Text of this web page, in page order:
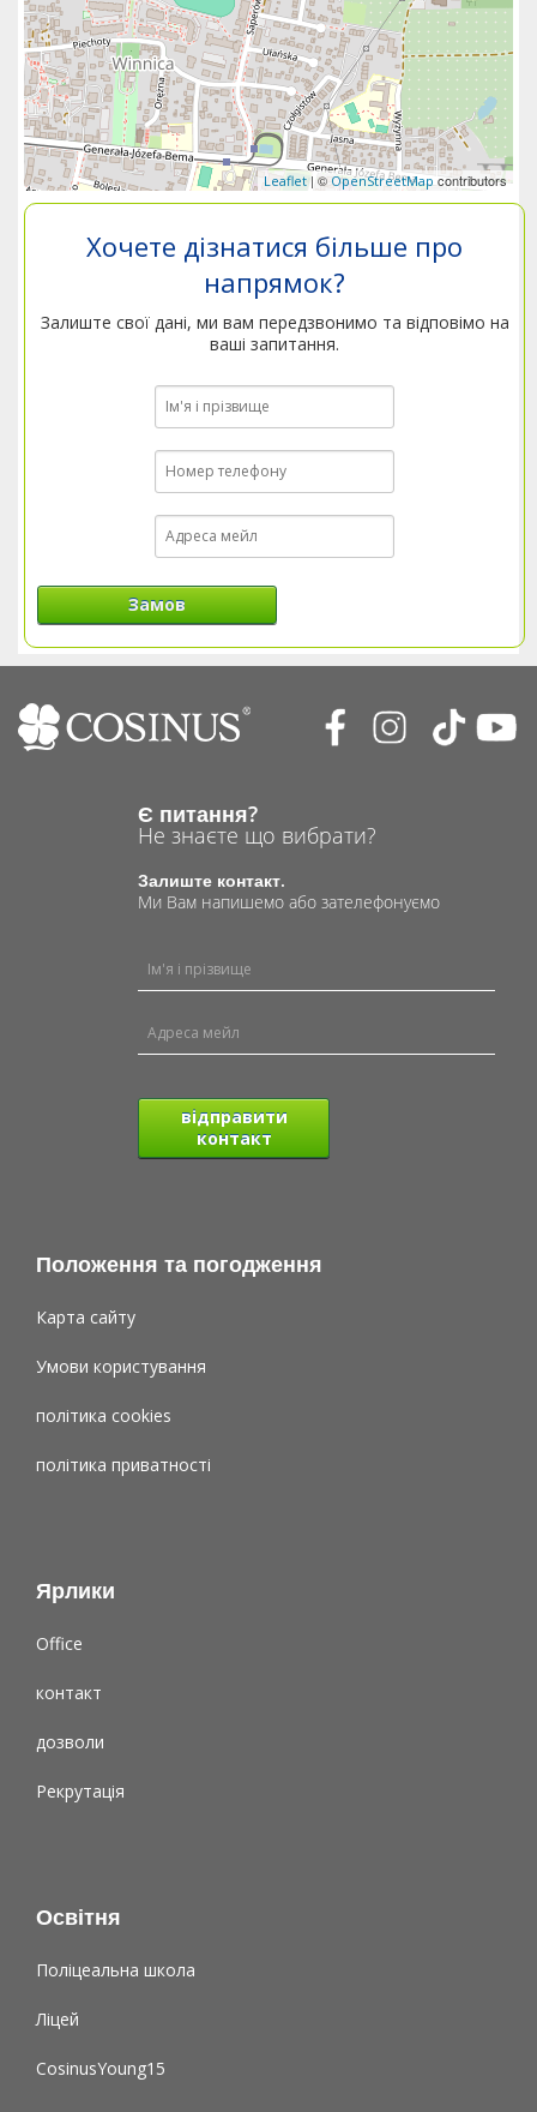
Leaflet| ©OpenStreetMap contributors
Хочете дізнатися більше про
напрямок?
Залиште свої дані, ми вам передзвонимо та відповімо на
ваші запитання.
Замов
Є питання?
Не знаєте що вибрати?
Залиште контакт.
Ми Вам напишемо або зателефонуємо
відправити
контакт
Положення та погодження
Карта сайту
Умови користування
політика cookies
політика приватності
Ярлики
Office
контакт
дозволи
Рекрутація
Освітня
Поліцеальна школа
Ліцей
CosinusYoung15